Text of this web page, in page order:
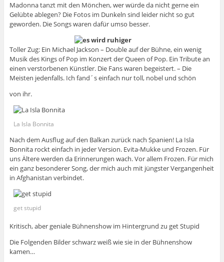
Madonna tanzt mit den Mönchen, wer würde da nicht gerne ein
Gelübte ablegen? Die Fotos im Dunkeln sind leider nicht so gut
geworden. Die Songs waren dafür umso besser.
Toller Zug: Ein Michael Jackson – Double auf der Bühne, ein wenig
Musik des Kings of Pop im Konzert der Queen of Pop. Ein Tribute an
einen verstorbenen Künstler. Die Fans waren begeistert. – Die
Meisten jedenfalls. Ich fand´s einfach nur toll, nobel und schön
von ihr.
La Isla Bonnita
Nach dem Ausflug auf den Balkan zurück nach Spanien! La Isla
Bonnita rockt einfach in jeder Version. Evita-Mukke und Frozen. Für
uns Ältere werden da Erinnerungen wach. Vor allem Frozen. Für mich
ein ganz besonderer Song, der mich auch mit jüngster Vergangenheit
in Afghanistan verbindet.
get stupid
Kritisch, aber geniale Bühnenshow im Hintergrund zu get Stupid
Die Folgenden Bilder schwarz weiß wie sie in der Bühnenshow
kamen…